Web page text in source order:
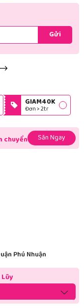
Gửi
GIAM40K
Đơn > 2tr
chuyển Săn Ngay
Phú Nhuận